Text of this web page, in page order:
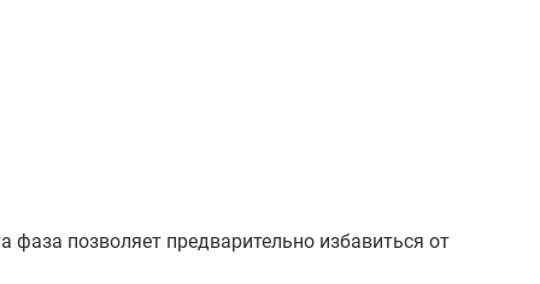
позволяет предварительно избавиться от